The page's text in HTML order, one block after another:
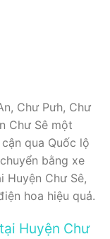
Chư Pưh, Chư
Chư Sê một
qua Quốc lộ
bằng xe
Huyện Chư Sê,
hoa hiệu quả.
Huyện Chư